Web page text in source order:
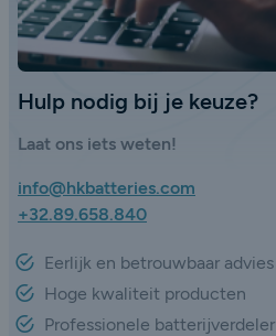
Hulp nodig bij je keuze?
Laat ons iets weten!
info@hkbatteries.com
+32.89.658.840
Eerlijk en betrouwbaar advies
Hoge kwaliteit producten
Professionele batterijverdeler